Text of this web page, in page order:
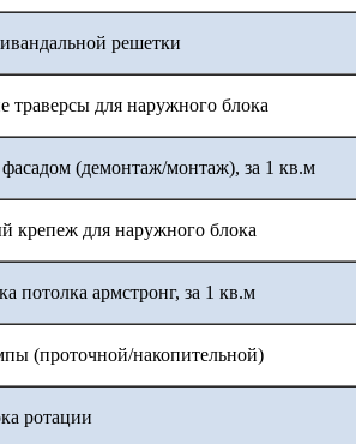
решетки
траверсы для наружного блока
фасадом (демонтаж/монтаж), за 1 кв.м
крепеж для наружного блока
потолка армстронг, за 1 кв.м
(проточной/накопительной)
ротации